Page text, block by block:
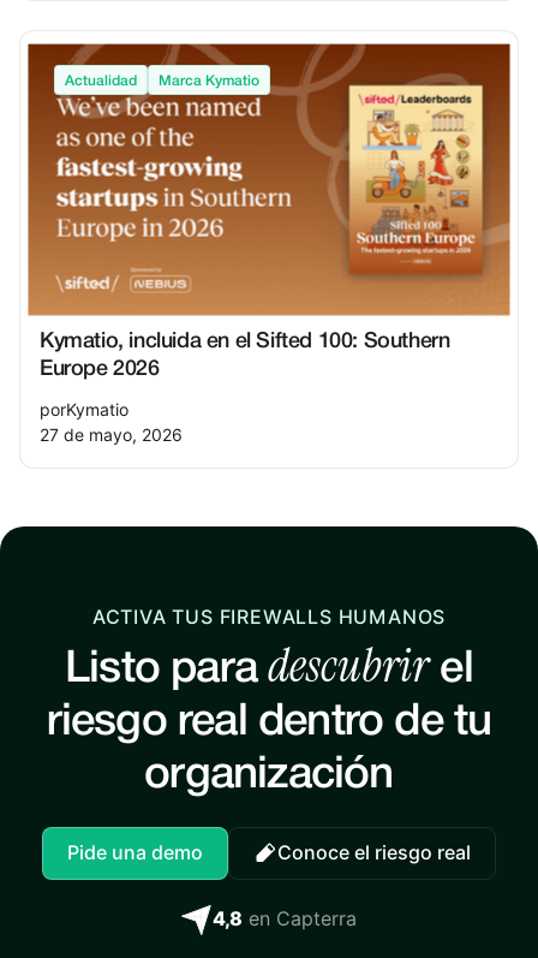
Actualidad Marca Kymatio
Kymatio, incluida en el Sifted 100: Southern
Europe 2026
porKymatio
27 de mayo, 2026
ACTIVA TUS FIREWALLS HUMANOS
Listo paradescubrirel
riesgo real dentro de tu
organización
Pide una demo Conoce el riesgo real
4,8 en Capterra